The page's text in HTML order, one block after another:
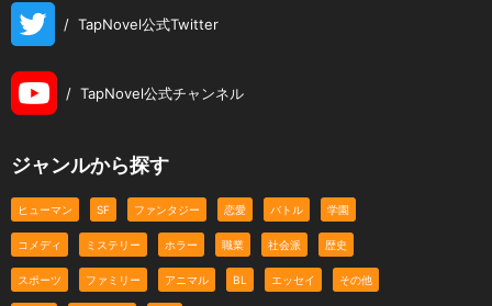
/ TapNovel公式Twitter
/ TapNovel公式チャンネル
ジャンルから探す
ヒューマン SF ファンタジー 恋愛 バトル 学園
コメディ ミステリー ホラー 職業 社会派 歴史
スポーツ ファミリー アニマル BL エッセイ その他